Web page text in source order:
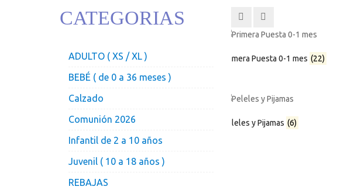
Primera Puesta 0-1 mes (22)
Peleles y Pijamas (6)
CATEGORIAS
ADULTO ( XS / XL )
BEBÉ ( de 0 a 36 meses )
Calzado
Comunión 2026
Infantil de 2 a 10 años
Juvenil ( 10 a 18 años )
REBAJAS